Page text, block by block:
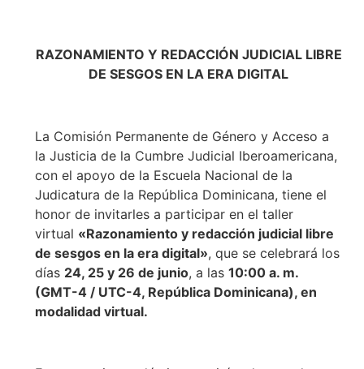
RAZONAMIENTO Y REDACCIÓN JUDICIAL LIBRE
DE SESGOS EN LA ERA DIGITAL
La Comisión Permanente de Género y Acceso a
la Justicia de la Cumbre Judicial Iberoamericana,
con el apoyo de la Escuela Nacional de la
Judicatura de la República Dominicana, tiene el
honor de invitarles a participar en el taller
virtual «Razonamiento y redacción judicial libre
de sesgos en la era digital», que se celebrará los
días 24, 25 y 26 de junio, a las 10:00 a. m.
(GMT-4 / UTC-4, República Dominicana), en
modalidad virtual.